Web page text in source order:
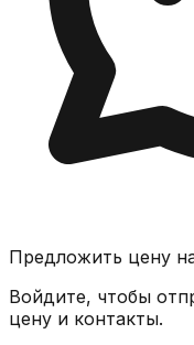
Предложить цену
Войдите, чтобы
цену и контакты.